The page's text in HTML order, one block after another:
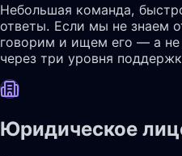
Небольшая команда,
ответы. Если мы не знаем
говорим и ищем его — а не
через три уровня
Юридическое